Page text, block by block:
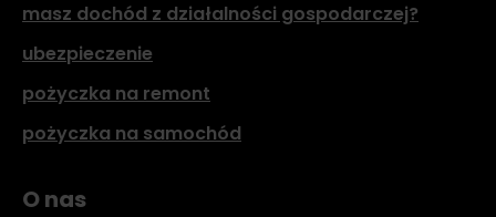
masz dochód z działalności gospodarczej?
ubezpieczenie
pożyczka na remont
pożyczka na samochód
O nas